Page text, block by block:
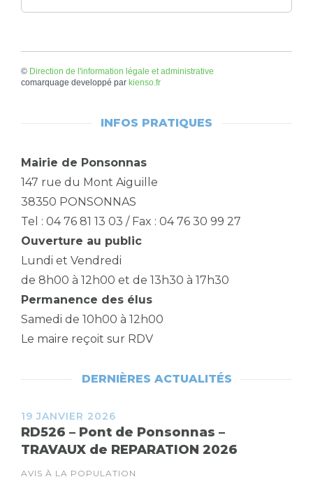
© Direction de l'information légale et administrative
comarquage developpé par kienso.fr
INFOS PRATIQUES
Mairie de Ponsonnas
147 rue du Mont Aiguille
38350 PONSONNAS
Tel : 04 76 81 13 03 / Fax : 04 76 30 99 27
Ouverture au public
Lundi et Vendredi
de 8h00 à 12h00 et de 13h30 à 17h30
Permanence des élus
Samedi de 10h00 à 12h00
Le maire reçoit sur RDV
DERNIÈRES ACTUALITÉS
19 JANVIER 2026
RD526 – Pont de Ponsonnas –
TRAVAUX de REPARATION 2026
AVIS À LA POPULATION